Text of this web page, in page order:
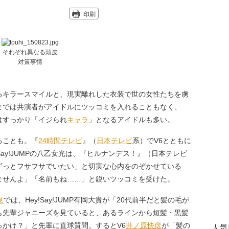
印刷
それぞれ異なる頭皮
対策事情
ラースマイルと、現実離れした衣装で世の女性たちを虜
は共演者がアイドルにツッコミを入れることもなく、
っかり「イジられキャラ 」となるアイドルも多い。
とも。『24時間テレビ』（ 日本テレビ系）でV6とともに
の八乙女光は、『ヒルナンデス！』（日本テレビ
とフサフサでいたい」と切実な心内をのぞかせている
せんよ」「名前もね……」と鋭いツッコミを受けた。
では、Hey!Say!JUMP有岡大貴が「20代前半だと髪の毛が
輩ジャニーズを見ていると、あるラインから短髪・黒髪
け？」と先輩に直球質問。するとV6井ノ原快彦が「髪の